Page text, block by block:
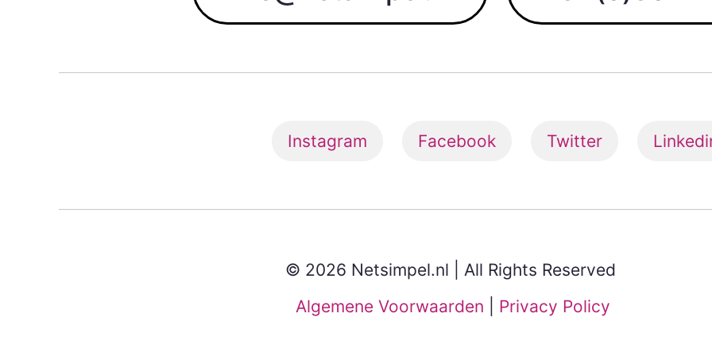
Instagram Facebook Twitter
© 2026 Netsimpel.nl | All Rights Reserved
Algemene Voorwaarden
Privacy Policy